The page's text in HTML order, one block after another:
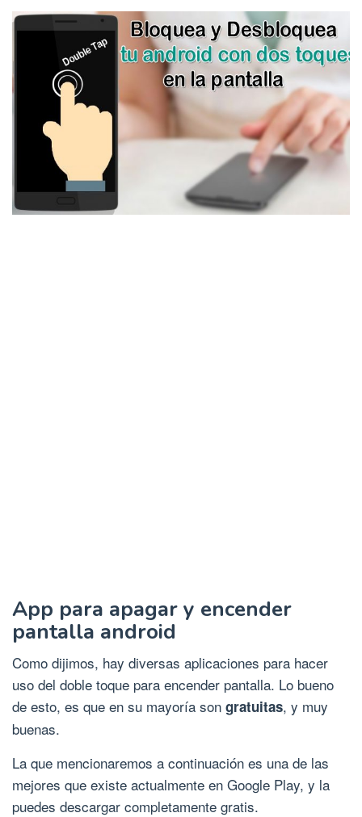
App para apagar y encender
pantalla android
Como dijimos, hay diversas aplicaciones para hacer
uso del doble toque para encender pantalla. Lo bueno
de esto, es que en su mayoría son gratuitas, y muy
buenas.
La que mencionaremos a continuación es una de las
mejores que existe actualmente en Google Play, y la
puedes descargar completamente gratis.